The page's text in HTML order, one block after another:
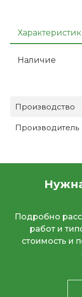
Наличие
Производство
Производитель
Подробно
работ и
стоимость и